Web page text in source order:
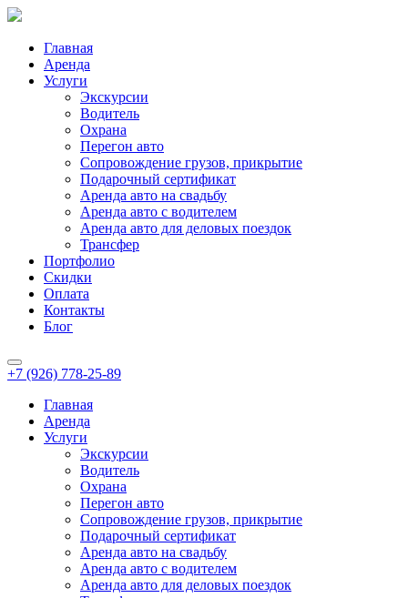
Главная
Аренда
Услуги
Экскурсии
Водитель
Охрана
Перегон авто
Сопровождение грузов, прикрытие
Подарочный сертификат
Аренда авто на свадьбу
Аренда авто с водителем
Аренда авто для деловых поездок
Трансфер
Портфолио
Скидки
Оплата
Контакты
Блог
+7 (926) 778-25-89
Главная
Аренда
Услуги
Экскурсии
Водитель
Охрана
Перегон авто
Сопровождение грузов, прикрытие
Подарочный сертификат
Аренда авто на свадьбу
Аренда авто с водителем
Аренда авто для деловых поездок